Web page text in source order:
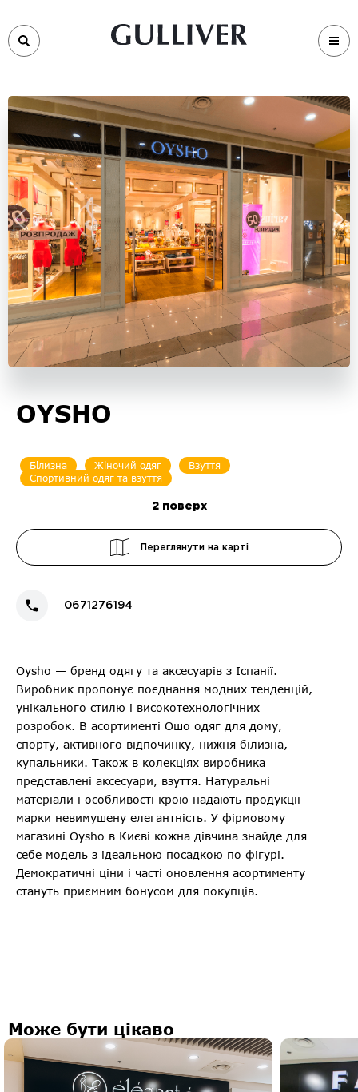
OYSHO
Білизна Жіночий одяг
Взуття
Спортивний одяг та взуття
2 поверх
Переглянути на карті
0671276194
Oysho — бренд одягу та аксесуарів з Іспанії.
Виробник пропонує поєднання модних тенденцій,
унікального стилю і високотехнологічних
розробок. В асортименті Ошо одяг для дому,
спорту, активного відпочинку, нижня білизна,
купальники. Також в колекціях виробника
представлені аксесуари, взуття. Натуральні
матеріали і особливості крою надають продукції
марки невимушену елегантність. У фірмовому
магазині Oysho в Києві кожна дівчина знайде для
себе модель з ідеальною посадкою по фігурі.
Демократичні ціни і часті оновлення асортименту
стануть приємним бонусом для покупців.
Може бути цікаво